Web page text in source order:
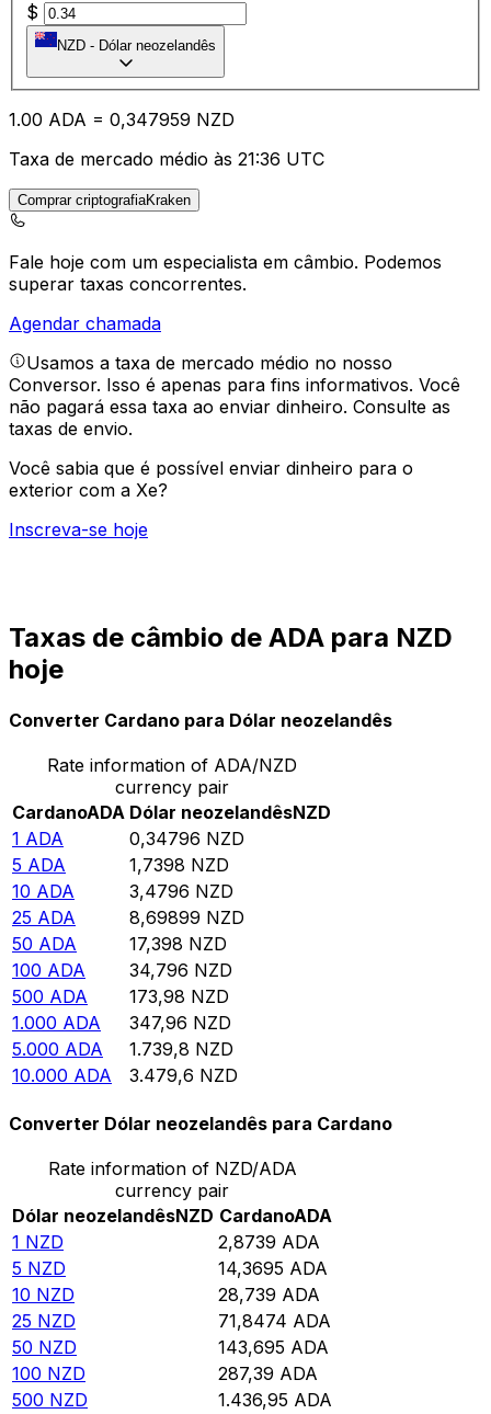
$
NZD - Dólar neozelandês
1.00 ADA = 0,347959 NZD
Taxa de mercado médio às 21:36 UTC
Comprar criptografiaKraken
Fale hoje com um especialista em câmbio. Podemos
superar taxas concorrentes.
Agendar chamada
Usamos a taxa de mercado médio no nosso
Conversor. Isso é apenas para fins informativos. Você
não pagará essa taxa ao enviar dinheiro. Consulte as
taxas de envio.
Você sabia que é possível enviar dinheiro para o
exterior com a Xe?
Inscreva-se hoje
Taxas de câmbio de ADA para NZD
hoje
Converter Cardano para Dólar neozelandês
Rate information of ADA/NZD
currency pair
CardanoADA Dólar neozelandêsNZD
1 ADA 0,34796 NZD
5 ADA 1,7398 NZD
10 ADA 3,4796 NZD
25 ADA 8,69899 NZD
50 ADA 17,398 NZD
100 ADA 34,796 NZD
500 ADA 173,98 NZD
1.000 ADA 347,96 NZD
5.000 ADA 1.739,8 NZD
10.000 ADA 3.479,6 NZD
Converter Dólar neozelandês para Cardano
Rate information of NZD/ADA
currency pair
Dólar neozelandêsNZD CardanoADA
1 NZD 2,8739 ADA
5 NZD 14,3695 ADA
10 NZD 28,739 ADA
25 NZD 71,8474 ADA
50 NZD 143,695 ADA
100 NZD 287,39 ADA
500 NZD 1.436,95 ADA